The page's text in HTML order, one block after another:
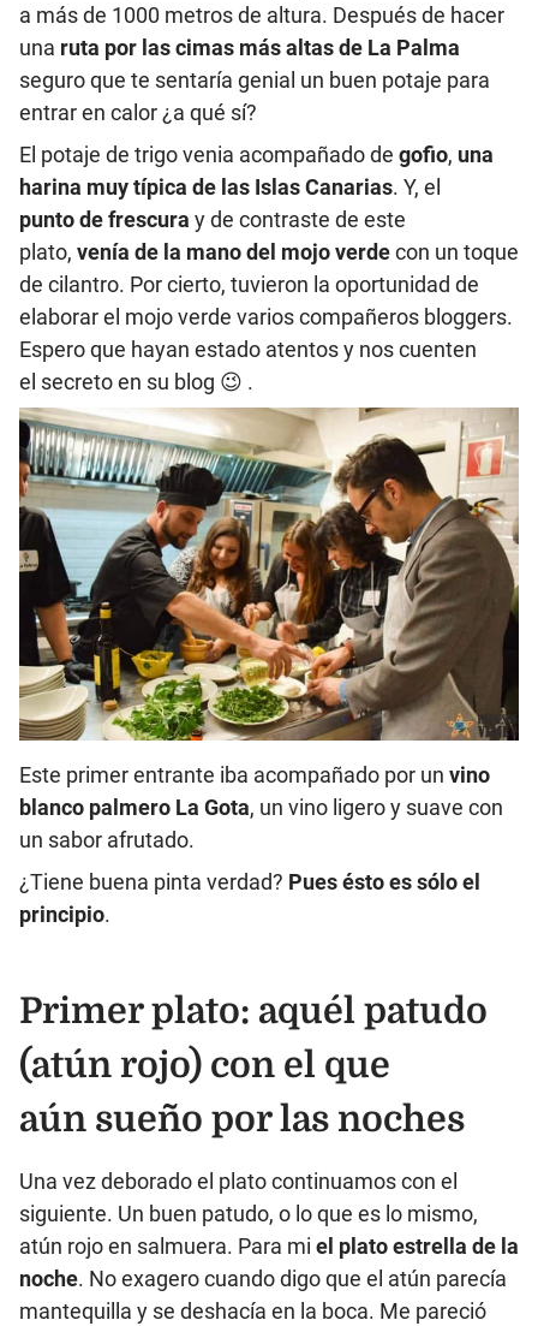
a más de 1000 metros de altura. Después de hacer
una ruta por las cimas más altas de La Palma
seguro que te sentaría genial un buen potaje para
entrar en calor ¿a qué sí?
El potaje de trigo venia acompañado de gofio, una
harina muy típica de las Islas Canarias. Y, el
punto de frescura y de contraste de este
plato, venía de la mano del mojo verdecon un toque
de cilantro. Por cierto, tuvieron la oportunidad de
elaborar el mojo verde varios compañeros bloggers.
Espero que hayan estado atentos y nos cuenten
el secreto en su blog 😉 .
Este primer entrante iba acompañado por un vino
blanco palmero La Gota, un vino ligero y suave con
un sabor afrutado.
¿Tiene buena pinta verdad? Pues ésto es sólo el
principio.
Primer plato: aquél patudo
(atún rojo) con el que
aún sueño por las noches
Una vez deborado el plato continuamos con el
siguiente. Un buen patudo, o lo que es lo mismo,
atún rojo en salmuera. Para mi el plato estrella de la
noche. No exagero cuando digo que el atún parecía
mantequilla y se deshacía en la boca. Me pareció